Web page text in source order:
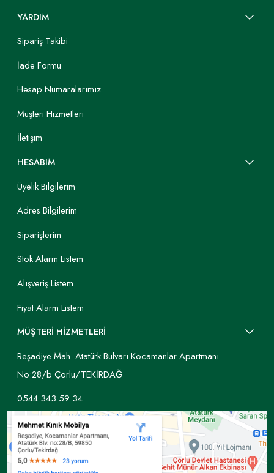
YARDIM
Sipariş Takibi
İade Formu
Hesap Numaralarımız
Müşteri Hizmetleri
İletişim
HESABIM
Üyelik Bilgilerim
Adres Bilgilerim
Siparişlerim
Stok Alarm Listem
Alışveriş Listem
Fiyat Alarm Listem
MÜŞTERİ HİZMETLERİ
Reşadiye Mah. Atatürk Bulvarı Kocamanlar Apartmanı
No:28/b Çorlu/TEKİRDAĞ
0544 343 59 34